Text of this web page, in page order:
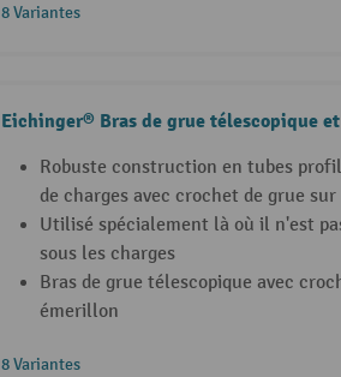
8 Variantes
Eichinger® Bras de grue télescopique
Robuste construction en tubes
de charges avec crochet de grue
Utilisé spécialement là où il n'est
sous les charges
Bras de grue télescopique avec
émerillon
8 Variantes